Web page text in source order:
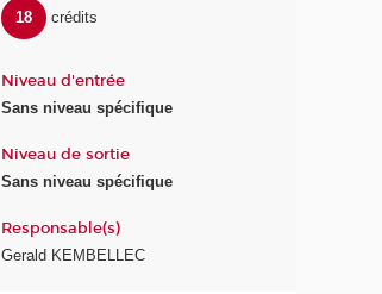
18 crédits
Niveau d'entrée
Sans niveau spécifique
Niveau de sortie
Sans niveau spécifique
Responsable(s)
Gerald KEMBELLEC